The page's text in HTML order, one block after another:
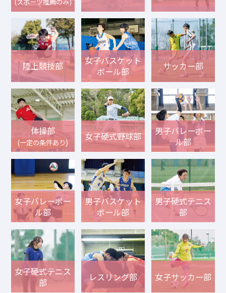
陸上競技部
女子バスケット
ボール部
サッカー部
体操部
(一定の条件あり) 女子硬式野球部
男子バレーボー
ル部
女子バレーボー
ル部
男子バスケット
ボール部
男子硬式テニス
部
女子硬式テニス
部
レスリング部 女子サッカー部